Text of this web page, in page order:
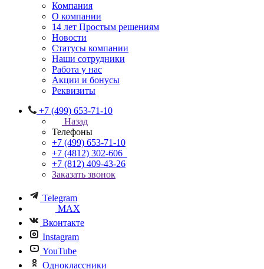
Компания
О компании
14 лет Простым решениям
Новости
Статусы компании
Наши сотрудники
Работа у нас
Акции и бонусы
Реквизиты
+7 (499) 653-71-10
Назад
Телефоны
+7 (499) 653-71-10
+7 (4812) 302-606
+7 (812) 409-43-26
Заказать звонок
Telegram
MAX
Вконтакте
Instagram
YouTube
Одноклассники